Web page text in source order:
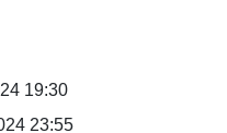
19:30
23:55